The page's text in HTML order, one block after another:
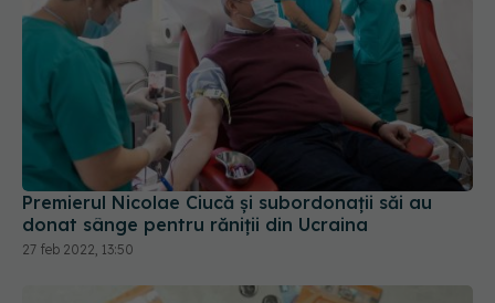
Premierul Nicolae Ciucă și subordonații săi au
donat sânge pentru răniții din Ucraina
27 feb 2022, 13:50